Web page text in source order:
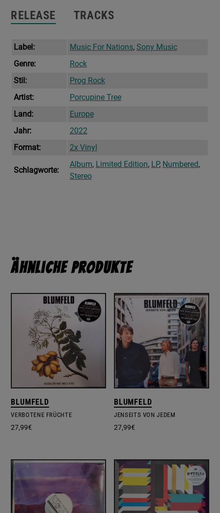
RELEASE TRACKS
Label: Music For Nations, Sony Music
Genre:
Rock
Stil:
Prog Rock
Artist:
Porcupine Tree
Land:
Europe
Jahr:
2022
Format:
2x Vinyl
Schlagworte:
Album, Limited Edition, LP, Numbered,
Stereo
Ähnliche Produkte
BLUMFELD
VERBOTENE FRÜCHTE
27,99€
BLUMFELD
JENSEITS VON JEDEM
27,99€